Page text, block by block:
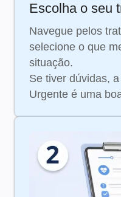
Escolha o seu
Navegue pelos
selecione o que
situação.
Se tiver dúvidas,
Urgente é uma